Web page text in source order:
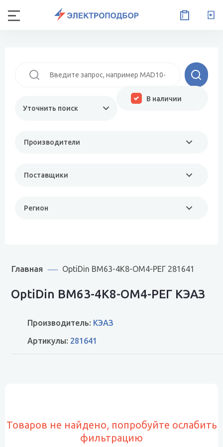
Уточнить поиск
Производители
Поставщики
Регион
В наличии
Главная OptiDin BM63-4K8-ОМ4-РЕГ 281641
OptiDin BM63-4K8-ОМ4-РЕГ КЭАЗ
Производитель: КЭАЗ
Артикулы: 281641
Товаров не найдено, попробуйте ослабить
фильтрацию